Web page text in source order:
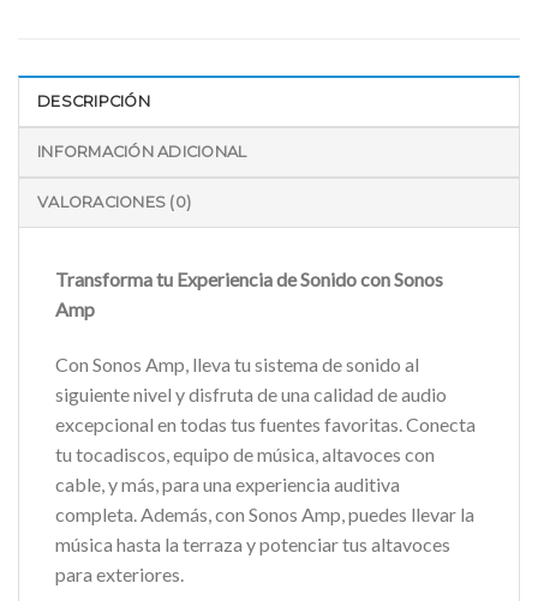
DESCRIPCIÓN
INFORMACIÓN ADICIONAL
VALORACIONES (0)
Transforma tu Experiencia de Sonido con Sonos
Amp
Con Sonos Amp, lleva tu sistema de sonido al
siguiente nivel y disfruta de una calidad de audio
excepcional en todas tus fuentes favoritas. Conecta
tu tocadiscos, equipo de música, altavoces con
cable, y más, para una experiencia auditiva
completa. Además, con Sonos Amp, puedes llevar la
música hasta la terraza y potenciar tus altavoces
para exteriores.